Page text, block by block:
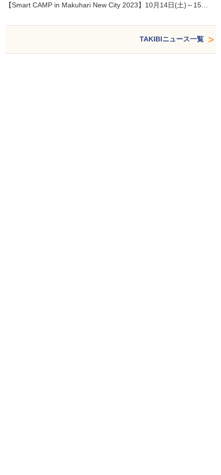
【Smart CAMP in Makuhari New City 2023】10月14日(土)～15…
TAKIBIニュース一覧